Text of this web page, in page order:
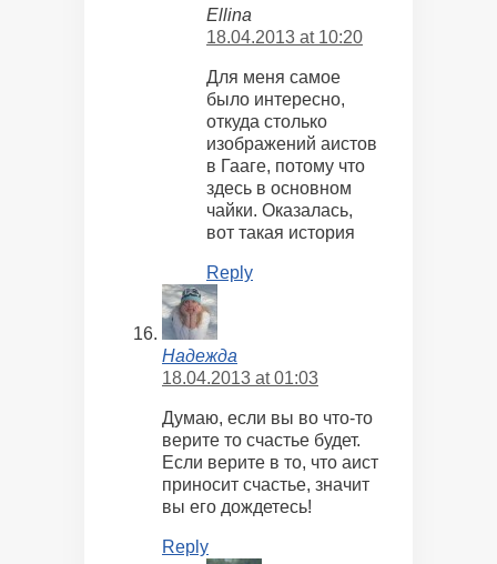
Ellina
18.04.2013 at 10:20
Для меня самое
было интересно,
откуда столько
изображений аистов
в Гааге, потому что
здесь в основном
чайки. Оказалась,
вот такая история
Reply
Надежда
18.04.2013 at 01:03
Думаю, если вы во что-то
верите то счастье будет.
Если верите в то, что аист
приносит счастье, значит
вы его дождетесь!
Reply